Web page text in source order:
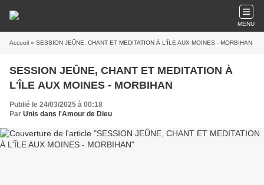
MENU
Accueil » SESSION JEÛNE, CHANT ET MEDITATION À L'ÎLE AUX MOINES - MORBIHAN
SESSION JEÛNE, CHANT ET MEDITATION À
L'ÎLE AUX MOINES - MORBIHAN
Publié le 24/03/2025 à 00:18
Par Unis dans l'Amour de Dieu